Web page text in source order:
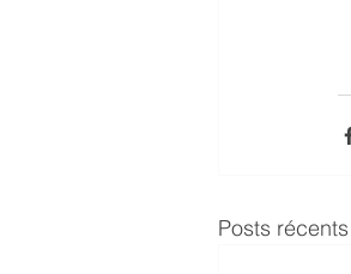
Posts récents